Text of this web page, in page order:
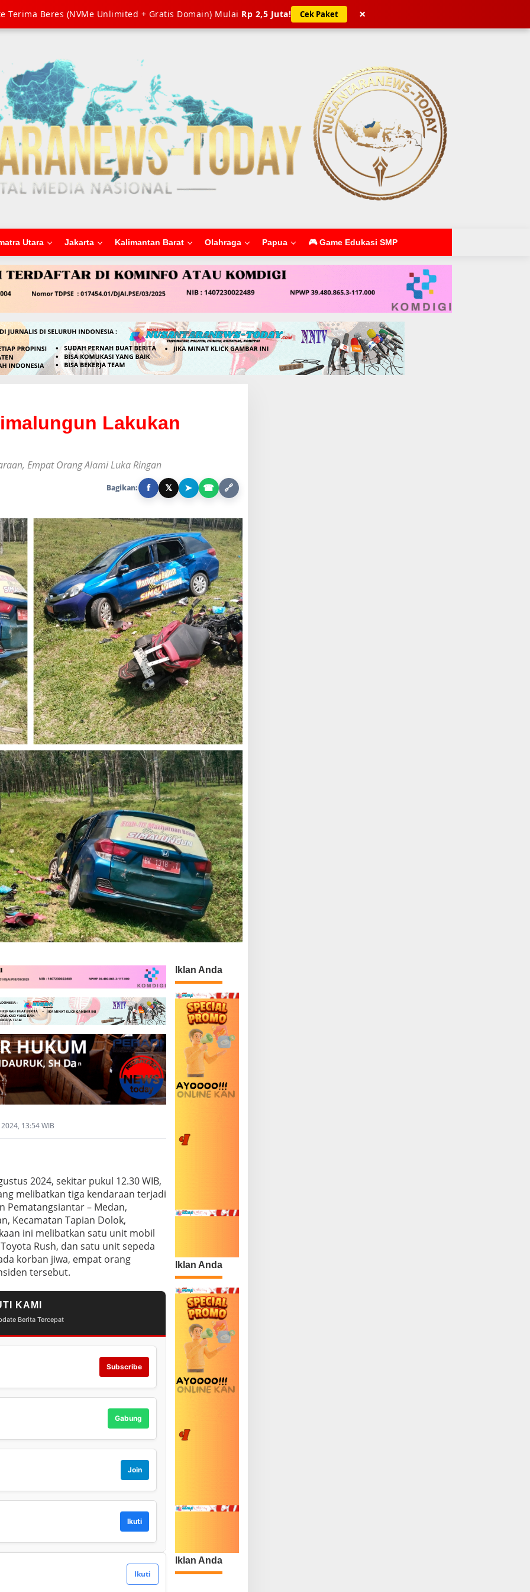
Terima Beres (NVMe Unlimited + Gratis Domain) Mulai Rp 2,5 Juta! Cek Paket ×
Utara Jakarta Kalimantan Barat Olahraga Papua 🎮 Game Edukasi SMP
Lakukan
Empat Orang Alami Luka Ringan
Bagikan: f 𝕏 ➤ ☎ 🔗
13:54 WIB
2024, sekitar pukul 12.30 WIB,
melibatkan tiga kendaraan terjadi
Pematangsiantar – Medan,
Kecamatan Tapian Dolok,
ini melibatkan satu unit mobil
Rush, dan satu unit sepeda
korban jiwa, empat orang
tersebut.
KAMI
Berita Tercepat
Subscribe
Gabung
Join
Ikuti
Ikuti
Iklan Anda
Iklan Anda
Iklan Anda